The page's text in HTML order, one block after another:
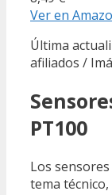
Ver en
Última
afiliados /
PT100
Los
tema